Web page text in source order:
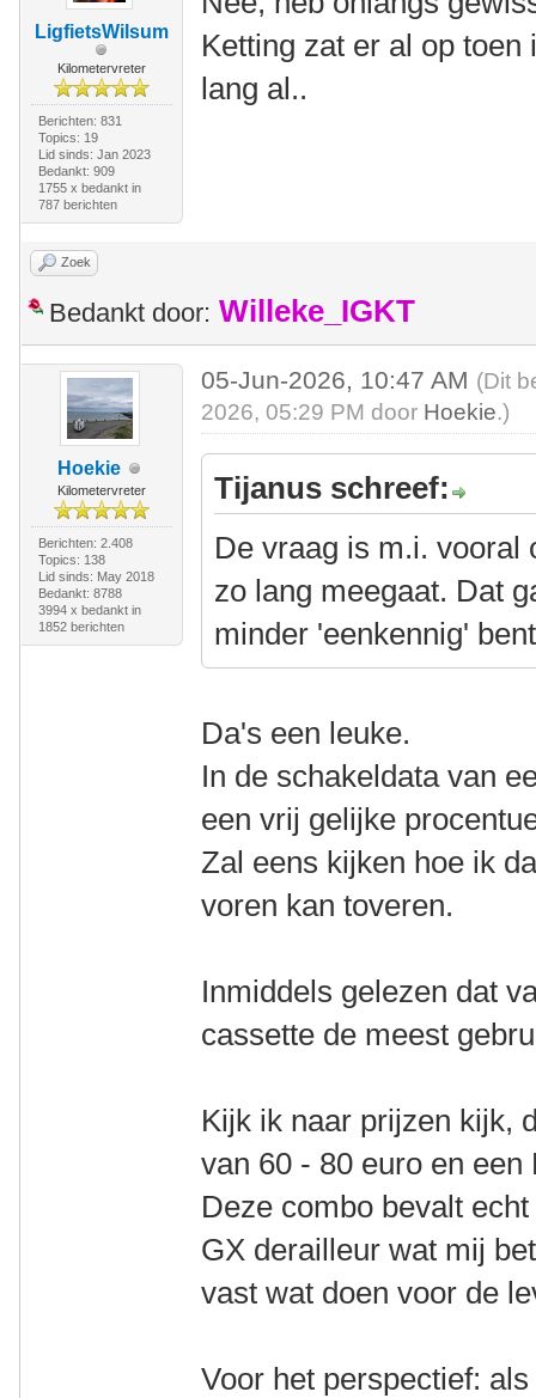
LigfietsWilsum
Kilometervreter
Berichten: 831
Topics: 19
Lid sinds: Jan 2023
Bedankt: 909
1755 x bedankt in
787 berichten
Ketting zat er al op
lang al..
Zoek
Bedankt door: Willeke_IGKT
Hoekie
Kilometervreter
Berichten: 2.408
Topics: 138
Lid sinds: May 2018
Bedankt: 8788
3994 x bedankt in
1852 berichten
05-Jun-2026, 10:47 AM (Dit
2026, 05:29 PM door Hoekie.)
Tijanus schreef:
De vraag is m.i. vooral
zo lang meegaat. Dat
minder 'eenkennig'
Da's een leuke.
In de schakeldata van
een vrij gelijke
Zal eens kijken hoe ik
voren kan toveren.
Inmiddels gelezen dat
cassette de meest
Kijk ik naar prijzen kijk,
van 60 - 80 euro en
Deze combo bevalt
GX derailleur wat mij
vast wat doen voor de
Voor het perspectief: